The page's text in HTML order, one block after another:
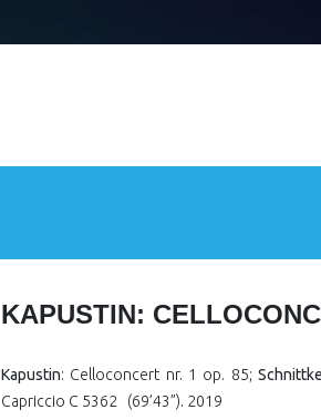
KAPUSTIN:
Kapustin: Celloconcert nr. 1 op. 85; Schnittke
Capriccio C 5362
(69’43”). 2019